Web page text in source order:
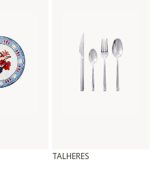
TALHERES